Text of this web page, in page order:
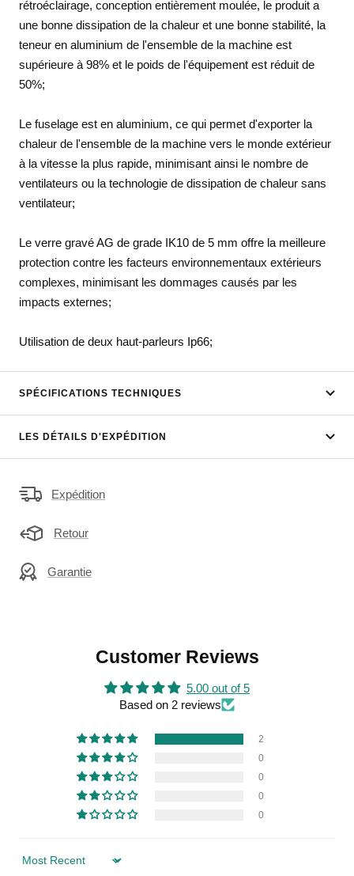
rétroéclairage, conception entièrement moulée, le produit a
une bonne dissipation de la chaleur et une bonne stabilité, la
teneur en aluminium de l'ensemble de la machine est
supérieure à 98% et le poids de l'équipement est réduit de
50%;
Le fuselage est en aluminium, ce qui permet d'exporter la
chaleur de l'ensemble de la machine vers le monde extérieur
à la vitesse la plus rapide, minimisant ainsi le nombre de
ventilateurs ou la technologie de dissipation de chaleur sans
ventilateur;
Le verre gravé AG de grade IK10 de 5 mm offre la meilleure
protection contre les facteurs environnementaux extérieurs
complexes, minimisant les dommages causés par les
impacts externes;
Utilisation de deux haut-parleurs Ip66;
SPÉCIFICATIONS TECHNIQUES
LES DÉTAILS D'EXPÉDITION
Expédition
Retour
Garantie
Customer Reviews
5.00 out of 5
Based on 2 reviews
2
0
0
0
0
Sort by